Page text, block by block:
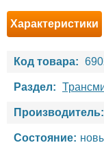
Характеристики
Код товара:
Раздел:
Производитель:
Состояние: